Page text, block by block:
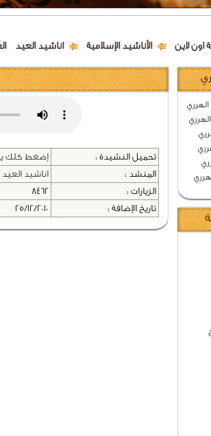
الأناشيد الإسلامية اناشيد العيد
تحميل النشيدة :
إضغط كلك
المنشد :
اناشيد العيد
الزيارات :
8462
تاريخ الإضافة :
25/12/2010